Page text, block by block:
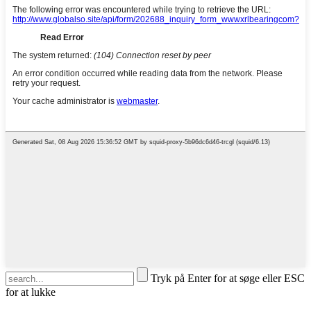
Tryk på Enter for at søge eller ESC
for at lukke